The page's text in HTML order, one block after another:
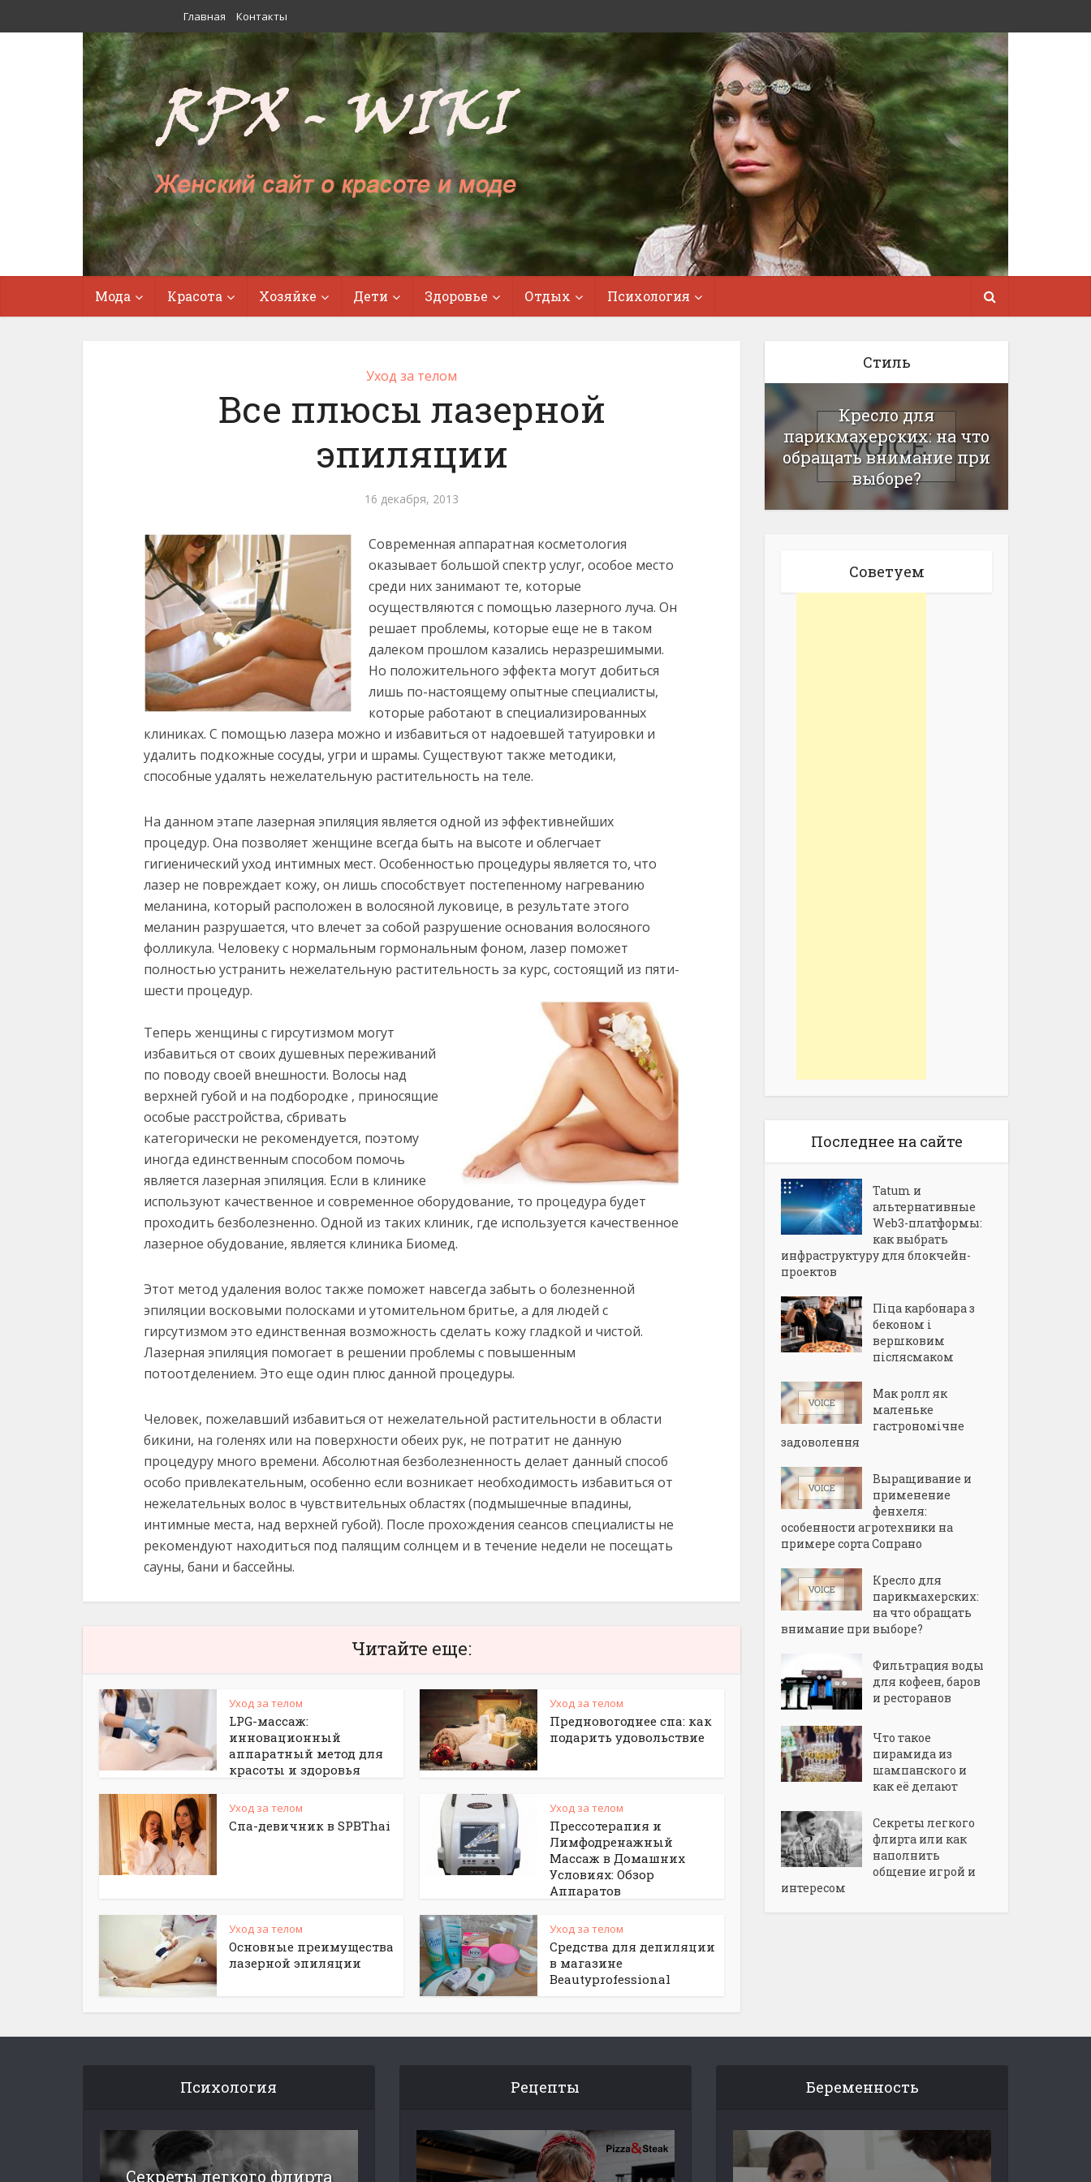
Главная Контакты
Мода Красота Хозяйке Дети Здоровье Отдых Психология
Уход за телом
Все плюсы лазерной
эпиляции
16 декабря, 2013
Современная аппаратная косметология
оказывает большой спектр услуг, особое место
среди них занимают те, которые
осуществляются с помощью лазерного луча. Он
решает проблемы, которые еще не в таком
далеком прошлом казались неразрешимыми.
Но положительного эффекта могут добиться
лишь по-настоящему опытные специалисты,
которые работают в специализированных
клиниках. С помощью лазера можно и избавиться от надоевшей татуировки и
удалить подкожные сосуды, угри и шрамы. Существуют также методики,
способные удалять нежелательную растительность на теле.
На данном этапе лазерная эпиляция является одной из эффективнейших
процедур. Она позволяет женщине всегда быть на высоте и облегчает
гигиенический уход интимных мест. Особенностью процедуры является то, что
лазер не повреждает кожу, он лишь способствует постепенному нагреванию
меланина, который расположен в волосяной луковице, в результате этого
меланин разрушается, что влечет за собой разрушение основания волосяного
фолликула. Человеку с нормальным гормональным фоном, лазер поможет
полностью устранить нежелательную растительность за курс, состоящий из пяти-
шести процедур.
Теперь женщины с гирсутизмом могут
избавиться от своих душевных переживаний
по поводу своей внешности. Волосы над
верхней губой и на подбородке , приносящие
особые расстройства, сбривать
категорически не рекомендуется, поэтому
иногда единственным способом помочь
является лазерная эпиляция. Если в клинике
используют качественное и современное оборудование, то процедура будет
проходить безболезненно. Одной из таких клиник, где используется качественное
лазерное обудование, является клиника Биомед.
Этот метод удаления волос также поможет навсегда забыть о болезненной
эпиляции восковыми полосками и утомительном бритье, а для людей с
гирсутизмом это единственная возможность сделать кожу гладкой и чистой.
Лазерная эпиляция помогает в решении проблемы с повышенным
потоотделением. Это еще один плюс данной процедуры.
Человек, пожелавший избавиться от нежелательной растительности в области
бикини, на голенях или на поверхности обеих рук, не потратит не данную
процедуру много времени. Абсолютная безболезненность делает данный способ
особо привлекательным, особенно если возникает необходимость избавиться от
нежелательных волос в чувствительных областях (подмышечные впадины,
интимные места, над верхней губой). После прохождения сеансов специалисты не
рекомендуют находиться под палящим солнцем и в течение недели не посещать
сауны, бани и бассейны.
Читайте еще:
Уход за телом
LPG-массаж:
инновационный
аппаратный метод для
красоты и здоровья
Уход за телом
Предновогоднее спа: как
подарить удовольствие
Уход за телом
Спа-девичник в SPBThai
Уход за телом
Прессотерапия и
Лимфодренажный
Массаж в Домашних
Условиях: Обзор
Аппаратов
Уход за телом
Основные преимущества
лазерной эпиляции
Уход за телом
Средства для депиляции
в магазине
Beautyprofessional
Стиль
Кресло для
парикмахерских: на что
обращать внимание при
выборе?
Советуем
Последнее на сайте
Tatum и
альтернативные
Web3-платформы:
как выбрать
инфраструктуру для блокчейн-
проектов
Піца карбонара з
беконом і
вершковим
післясмаком
Мак ролл як
маленьке
гастрономічне
задоволення
Выращивание и
применение
фенхеля:
особенности агротехники на
примере сорта Сопрано
Кресло для
парикмахерских:
на что обращать
внимание при выборе?
Фильтрация воды
для кофеен, баров
и ресторанов
Что такое
пирамида из
шампанского и
как её делают
Секреты легкого
флирта или как
наполнить
общение игрой и
интересом
Психология
Секреты легкого флирта
Рецепты Беременность